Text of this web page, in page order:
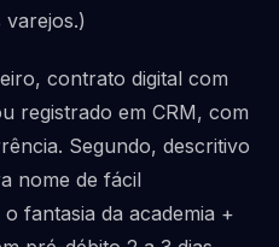
contrato digital com
registrado em CRM, com
Segundo, descritivo
nome de fácil
fantasia da academia +